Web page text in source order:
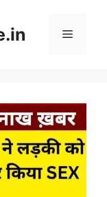
Menu